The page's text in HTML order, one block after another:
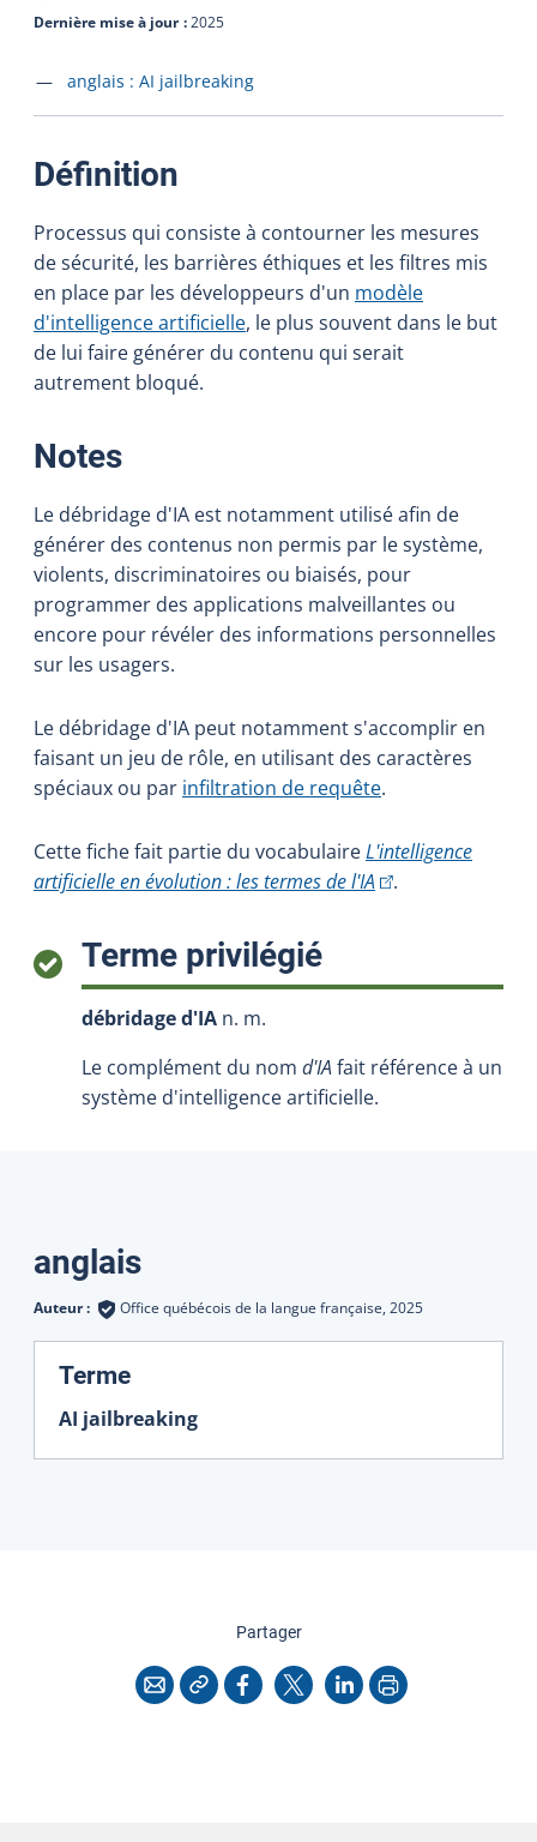
Dernière mise à jour 2025
Accéder à la fiche en
anglais : AI jailbreaking
Définition
Processus qui consiste à contourner les mesures
de sécurité, les barrières éthiques et les filtres mis
en place par les développeurs d'un modèle
d'intelligence artificielle, le plus souvent dans le but
de lui faire générer du contenu qui serait
autrement bloqué.
Notes:
Le débridage d'IA est notamment utilisé afin de
générer des contenus non permis par le système,
violents, discriminatoires ou biaisés, pour
programmer des applications malveillantes ou
encore pour révéler des informations personnelles
sur les usagers.
Le débridage d'IA peut notamment s'accomplir en
faisant un jeu de rôle, en utilisant des caractères
spéciaux ou par infiltration de requête.
Cette fiche fait partie du vocabulaireL'intelligence
artificielle en évolution : les termes de l'IA(Cet hyperlien
.
Terme privilégié:
débridage d'IA n. m.
Le complément du nom d'IAfait référence à un
système d'intelligence artificielle.
Traductions
anglais
Auteur : Office québécois de la langue française, 2025
Terme:
AI jailbreaking
Partagercette page
CourrielCopier l'adresse
Facebook
X LinkedInImprimer